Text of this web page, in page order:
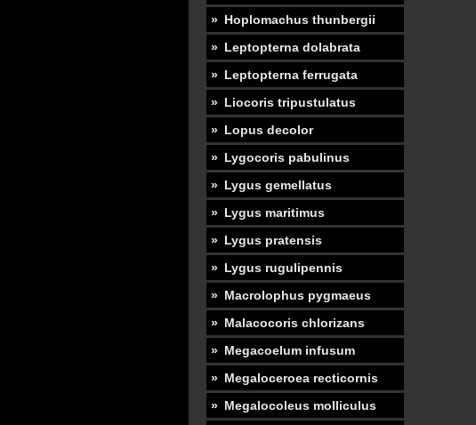
Hoplomachus thunbergii
Leptopterna dolabrata
Leptopterna ferrugata
Liocoris tripustulatus
Lopus decolor
Lygocoris pabulinus
Lygus gemellatus
Lygus maritimus
Lygus pratensis
Lygus rugulipennis
Macrolophus pygmaeus
Malacocoris chlorizans
Megacoelum infusum
Megaloceroea recticornis
Megalocoleus molliculus